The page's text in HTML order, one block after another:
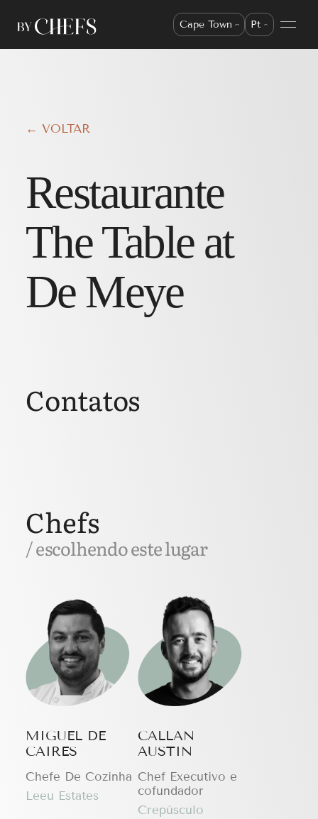
Cape Town Pt
← VOLTAR
Restaurante
The Table at
De Meye
Chefs
/ escolhendo este lugar
MIGUEL DE
CAIRES
Chefe De Cozinha
Leeu Estates
CALLAN
AUSTIN
Chef Executivo e
cofundador
Crepúsculo
Contatos